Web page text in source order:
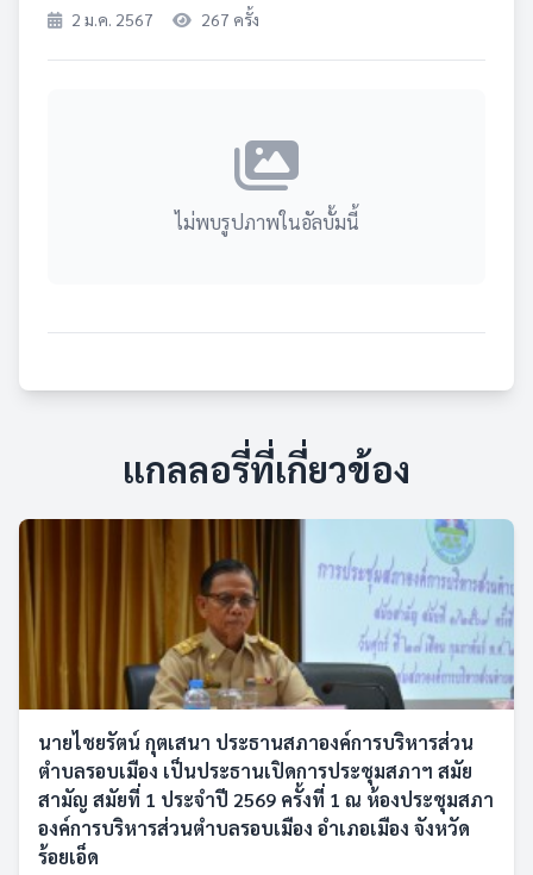
2 ม.ค. 2567 267 ครั้ง
ไม่พบรูปภาพในอัลบั้มนี้
แกลลอรี่ที่เกี่ยวข้อง
นายไชยรัตน์ กุตเสนา ประธานสภาองค์การบริหารส่วน
ตำบลรอบเมือง เป็นประธานเปิดการประชุมสภาฯ สมัย
สามัญ สมัยที่ 1 ประจำปี 2569 ครั้งที่ 1 ณ ห้องประชุมสภา
องค์การบริหารส่วนตำบลรอบเมือง อำเภอเมือง จังหวัด
ร้อยเอ็ด